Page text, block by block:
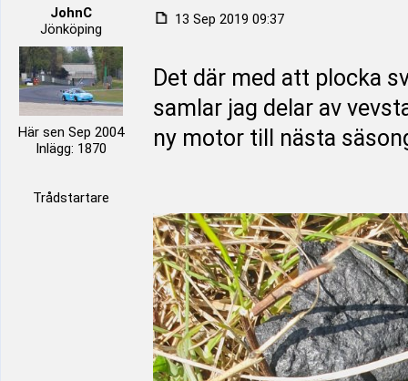
JohnC
Jönköping
Här sen Sep 2004
Inlägg: 1870
Trådstartare
13 Sep 2019 09:37
Det där med att plocka
samlar jag delar av
ny motor till nästa